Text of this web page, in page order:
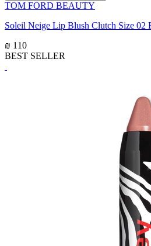
TOM FORD BEAUTY
Soleil Neige Lip Blush Clutch Size 02
₪ 110
BEST SELLER